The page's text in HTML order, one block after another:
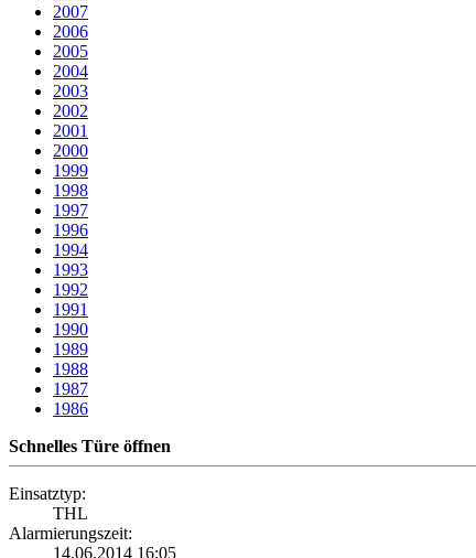
2007
2006
2005
2004
2003
2002
2001
2000
1999
1998
1997
1996
1994
1993
1992
1991
1990
1989
1988
1987
1986
Schnelles Türe öffnen
Einsatztyp:
THL
Alarmierungszeit:
14.06.2014 16:05